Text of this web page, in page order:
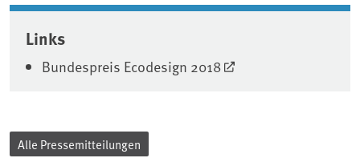
Associated content
Links
Bundespreis Ecodesign 2018
Alle Pressemitteilungen